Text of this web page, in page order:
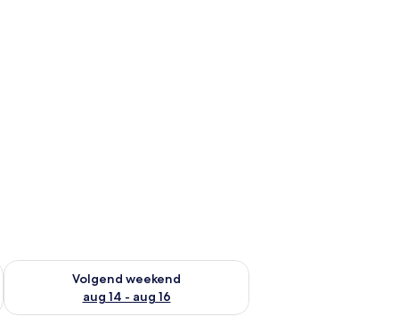
weekend aug 7 - aug 9
Volgend weekend
aug 14 - aug 16
De beschikbaarheid controleren voor volgend weekend aug